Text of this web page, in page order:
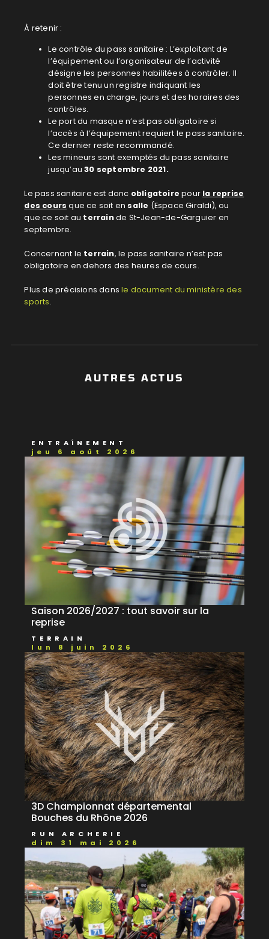
À retenir :
Le contrôle du pass sanitaire : L’exploitant de
l’équipement ou l’organisateur de l’activité
désigne les personnes habilitées à contrôler. Il
doit être tenu un registre indiquant les
personnes en charge, jours et des horaires des
contrôles.
Le port du masque n’est pas obligatoire si
l’accès à l’équipement requiert le pass sanitaire.
Ce dernier reste recommandé.
Les mineurs sont exemptés du pass sanitaire
jusqu’au 30 septembre 2021.
Le pass sanitaire est donc obligatoire pour la reprise
des cours que ce soit en salle (Espace Giraldi), ou
que ce soit au terrainde St-Jean-de-Garguier en
septembre.
Concernant le terrain, le pass sanitaire n’est pas
obligatoire en dehors des heures de cours.
Plus de précisions dans le document du ministère des
sports.
AUTRES ACTUS
ENTRAÎNEMENT
jeu 6 août 2026
Saison 2026/2027 : tout savoir sur la
reprise
TERRAIN
lun 8 juin 2026
3D Championnat départemental
Bouches du Rhône 2026
RUN ARCHERIE
dim 31 mai 2026